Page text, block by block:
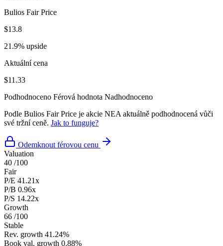
Bulios Fair Price
$13.8
21.9% upside
Aktuální cena
$11.33
Podhodnoceno Férová hodnota Nadhodnoceno
Podle Bulios Fair Price je akcie NEA aktuálně podhodnocená vůči
své tržní ceně. Jak to funguje?
Odemknout férovou cenu
Valuation
40 /100
Fair
P/E 41.21x
P/B 0.96x
P/S 14.22x
Growth
66 /100
Stable
Rev. growth 41.24%
Book val. growth 0.88%